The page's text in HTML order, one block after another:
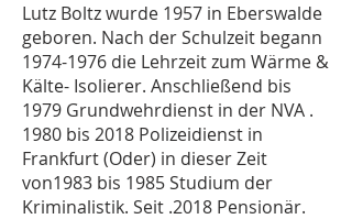
Lutz Boltz wurde 1957 in Eberswalde
geboren. Nach der Schulzeit begann
1974-1976 die Lehrzeit zum Wärme &
Kälte- Isolierer. Anschließend bis
1979 Grundwehrdienst in der NVA .
1980 bis 2018 Polizeidienst in
Frankfurt (Oder) in dieser Zeit
von1983 bis 1985 Studium der
Kriminalistik. Seit .2018 Pensionär.